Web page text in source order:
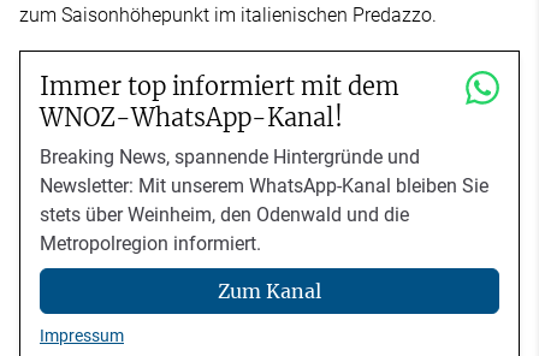
zum Saisonhöhepunkt im italienischen Predazzo.
Immer top informiert mit dem
WNOZ-WhatsApp-Kanal!
Breaking News, spannende Hintergründe und
Newsletter: Mit unserem WhatsApp-Kanal bleiben Sie
stets über Weinheim, den Odenwald und die
Metropolregion informiert.
Zum Kanal
Impressum